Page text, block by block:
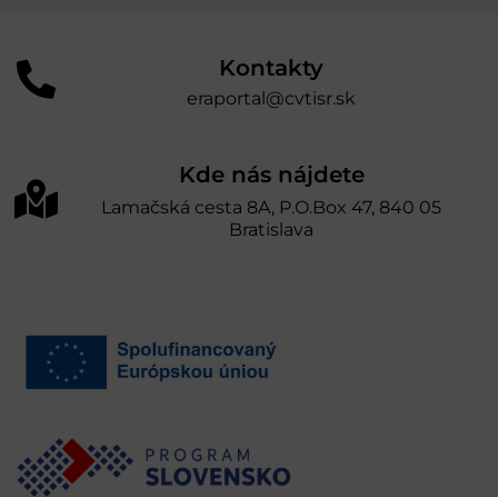
Kontakty
eraportal@cvtisr.sk
Kde nás nájdete
Lamačská cesta 8A, P.O.Box 47, 840 05
Bratislava